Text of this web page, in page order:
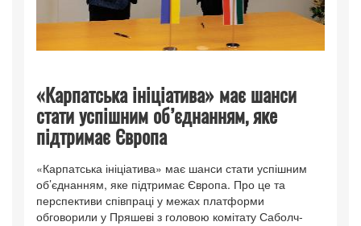
«Карпатська ініціатива» має шанси
стати успішним об’єднанням, яке
підтримає Європа
«Карпатська ініціатива» має шанси стати успішним
об’єднанням, яке підтримає Європа. Про це та
перспективи співпраці у межах платформи
обговорили у Пряшеві з головою комітату Саболч-